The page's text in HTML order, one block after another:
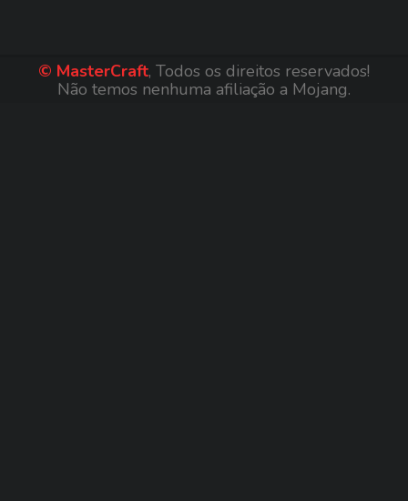
© MasterCraft, Todos os direitos reservados!
Não temos nenhuma afiliação a Mojang.